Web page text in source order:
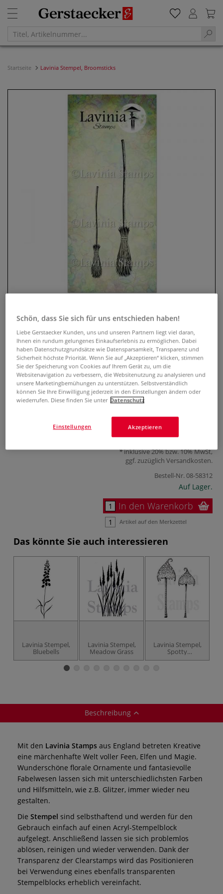
Startseite Lavinia Stempel, Broomsticks
Lavinia Stempel, Broomsticks
0 Bewertungen
Der transparente Lavinia Stempel ist optimal geeignet, um
mit Hilfe eines Acryl-Stempelblocks zauberhafte Karten,
Einladungen, Scrapbooks u.v.m. zu gestalten. Selbsthaftend
9,50 €
inklusive 20% bzw. 10% MwSt,
ggf. zuzüglich Versandkosten.
Bestell-Nr.08-58312
Auf Lager.
In den Warenkorb
Artikel auf den Merkzettel
Das könnte Sie auch interessieren
Lavinia Stempel,
Bluebells
Lavinia Stempel,
Meadow Grass
Lavinia Stempel,
Spotty
Toadstoole
Beschreibung
Mit den Lavinia Stamps aus England betreten Kreative
eine märchenhafte Welt voller Feen, Elfen und Magie.
Wunderschöne florale Ornamente und fantasievolle
Fabelwesen lassen sich mit unterschiedlichsten Farben
und Hilfsmitteln, wie z.B. Glitzer, immer wieder neu
gestalten.
Die Stempel sind selbsthaftend und werden für den
Gebrauch einfach auf einen Acryl-Stempelblock
aufgelegt. Anschließend lassen sie sich problemlos
ablösen, reinigen und wieder verwenden. Dank der
Transparenz der Clearstamps wird das Positionieren
bei Verwendung eines ebenfalls transparenten
Stempelblocks erheblich vereinfacht.
Schön, dass Sie sich für uns entschieden haben!
Liebe Gerstaecker Kunden, uns und unseren Partnern liegt viel daran,
Ihnen ein rundum gelungenes Einkaufserlebnis zu ermöglichen. Dabei
haben Datenschutzgrundsätze wie Datensparsamkeit, Transparenz und
Sicherheit höchste Priorität. Wenn Sie auf „Akzeptieren“ klicken, stimmen
Sie der Speicherung von Cookies auf Ihrem Gerät zu, um die
Websitenavigation zu verbessern, die Websitenutzung zu analysieren und
unsere Marketingbemühungen zu unterstützen. Selbstverständlich
können Sie Ihre Einwilligung jederzeit in den Einstellungen ändern oder
wiederrufen. Diese finden Sie unter Datenschutz
Akzeptieren
Einstellungen